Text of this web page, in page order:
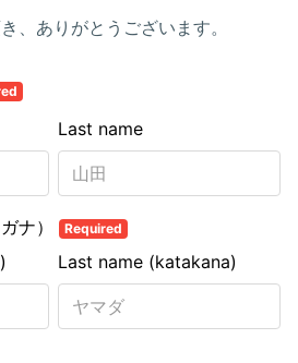
、ありがとうございます。
Last name
ナ） Required
Last name (katakana)